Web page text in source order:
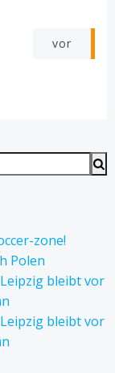
vor
zone!
Polen
bleibt vor
bleibt vor